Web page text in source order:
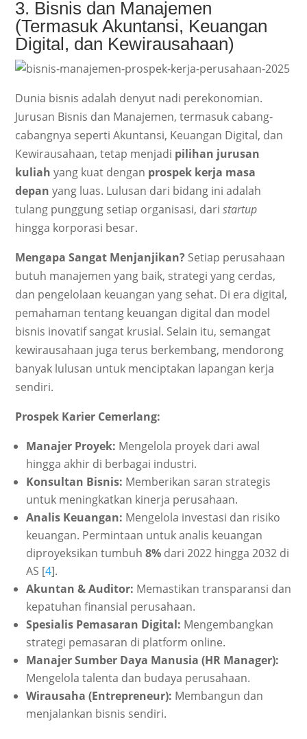
3. Bisnis dan Manajemen
(Termasuk Akuntansi, Keuangan
Digital, dan Kewirausahaan)
Dunia bisnis adalah denyut nadi perekonomian.
Jurusan Bisnis dan Manajemen, termasuk cabang-
cabangnya seperti Akuntansi, Keuangan Digital, dan
Kewirausahaan, tetap menjadi pilihan jurusan
kuliah yang kuat dengan prospek kerja masa
depan yang luas. Lulusan dari bidang ini adalah
tulang punggung setiap organisasi, daristartup
hingga korporasi besar.
Mengapa Sangat Menjanjikan? Setiap perusahaan
butuh manajemen yang baik, strategi yang cerdas,
dan pengelolaan keuangan yang sehat. Di era digital,
pemahaman tentang keuangan digital dan model
bisnis inovatif sangat krusial. Selain itu, semangat
kewirausahaan juga terus berkembang, mendorong
banyak lulusan untuk menciptakan lapangan kerja
sendiri.
Prospek Karier Cemerlang:
Manajer Proyek: Mengelola proyek dari awal
hingga akhir di berbagai industri.
Konsultan Bisnis: Memberikan saran strategis
untuk meningkatkan kinerja perusahaan.
Analis Keuangan: Mengelola investasi dan risiko
keuangan. Permintaan untuk analis keuangan
diproyeksikan tumbuh8% dari 2022 hingga 2032 di
AS [4].
Akuntan & Auditor: Memastikan transparansi dan
kepatuhan finansial perusahaan.
Spesialis Pemasaran Digital: Mengembangkan
strategi pemasaran di platform online.
Manajer Sumber Daya Manusia (HR Manager):
Mengelola talenta dan budaya perusahaan.
Wirausaha (Entrepreneur): Membangun dan
menjalankan bisnis sendiri.